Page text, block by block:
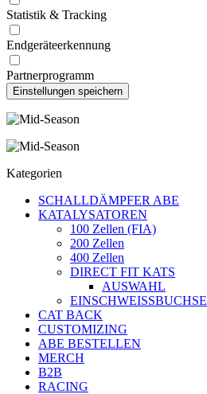
Statistik & Tracking
Endgeräteerkennung
Partnerprogramm
Kategorien
SCHALLDÄMPFER ABE
KATALYSATOREN
100 Zellen (FIA)
200 Zellen
400 Zellen
DIRECT FIT KATS
AUSWAHL
EINSCHWEISSBUCHSE
CAT BACK
CUSTOMIZING
ABE BESTELLEN
MERCH
B2B
RACING